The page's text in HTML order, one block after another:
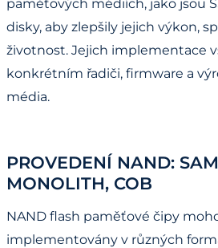
paměťových médiích, jako jsou
disky, aby zlepšily jejich výkon,
životnost. Jejich implementace
konkrétním řadiči, firmware a
média.
PROVEDENÍ NAND:
MONOLITH, COB
NAND flash paměťové čipy
implementovány v různých